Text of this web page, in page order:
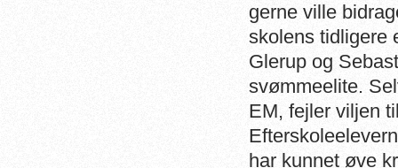
gerne ville
skolens tidligere
Glerup og
svømmeelite.
EM, fejler viljen
har kunnet øve